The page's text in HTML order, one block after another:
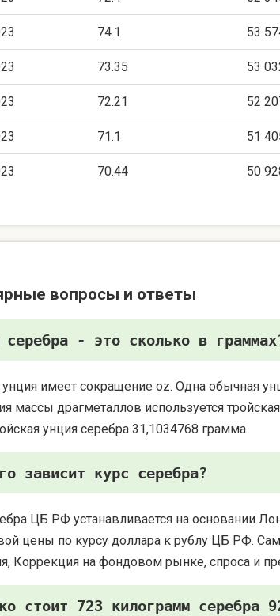
74.1 53
73.35 53
72.21 52
71.1 51
70.44 50
вопросы и ответы
серебра - это сколько в
имеет сокращение oz. Одна обычная
массы драгметаллов используется
унция серебра 31,1034768 грамма
зависит курс серебра?
ЦБ РФ устанавливается на основании
цены по курсу доллара к рублу ЦБ РФ.
Коррекция на фондовом рынке, спроса и
стоит 723 килограмм серебра